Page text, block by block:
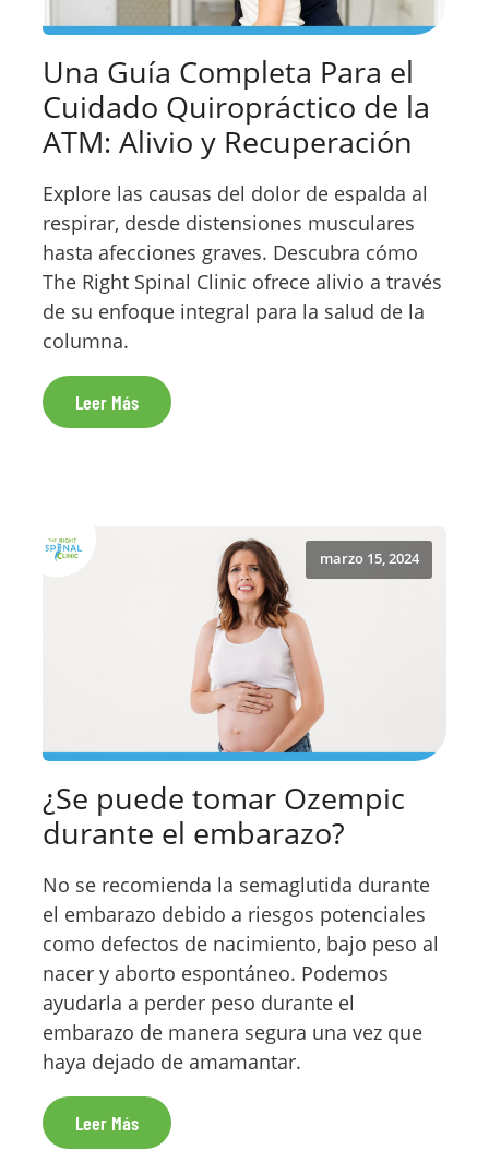
Una Guía Completa Para el
Cuidado Quiropráctico de la
ATM: Alivio y Recuperación
Explore las causas del dolor de espalda al
respirar, desde distensiones musculares
hasta afecciones graves. Descubra cómo
The Right Spinal Clinic ofrece alivio a través
de su enfoque integral para la salud de la
columna.
Leer Más
marzo 15, 2024
¿Se puede tomar Ozempic
durante el embarazo?
No se recomienda la semaglutida durante
el embarazo debido a riesgos potenciales
como defectos de nacimiento, bajo peso al
nacer y aborto espontáneo. Podemos
ayudarla a perder peso durante el
embarazo de manera segura una vez que
haya dejado de amamantar.
Leer Más